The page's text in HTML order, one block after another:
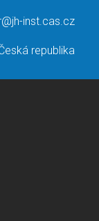
inst.cas.cz
republika